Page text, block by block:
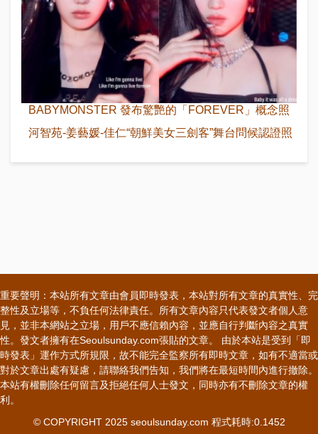
BABYMONSTER 發布驚艷的「FOREVER」概念照
河智苑-姜藝媛-佳仁“朝鮮美女三劍客”舞台問候認證照
重要聲明：本站所有文章由會員即時發表，本站對所有文章的真實性、完
整性及立場等，不負任何法律責任。所有文章內容只代表發文者個人意
見，並非本網站之立場，用戶不應信賴內容，並應自行判斷內容之真實
性。發文者擁有在Seoulsunday.com張貼的文章。 由於本站是受到「即
時發表」運作方式所規限，故不能完全監察所有即時文章，如有不適當或
對於文章出處有疑慮，請聯絡我們告知，我們將在最短時間內進行撤除。
本站有權刪除任何留言及拒絕任何人士發文，同時亦有不刪除文章的權
利。
© COPYRIGHT 2025 seoulsunday.com 程式耗時:0.1452